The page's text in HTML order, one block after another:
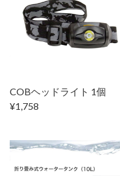
COBヘッドライト 1個
¥1,758